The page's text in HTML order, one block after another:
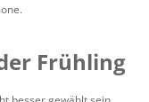
Frühling